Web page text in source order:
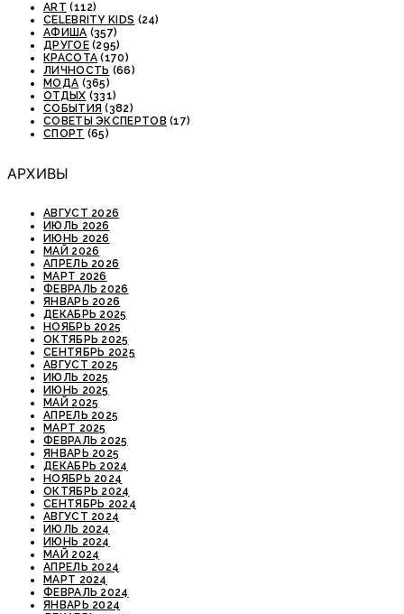
ART (112)
CELEBRITY KIDS (24)
АФИША (357)
ДРУГОЕ(295)
КРАСОТА (170)
ЛИЧНОСТЬ (66)
МОДА (365)
ОТДЫХ (331)
СОБЫТИЯ (382)
СОВЕТЫ ЭКСПЕРТОВ (17)
СПОРТ (65)
АРХИВЫ
АВГУСТ 2026
ИЮЛЬ 2026
ИЮНЬ 2026
МАЙ 2026
АПРЕЛЬ 2026
МАРТ 2026
ФЕВРАЛЬ 2026
ЯНВАРЬ 2026
ДЕКАБРЬ 2025
НОЯБРЬ 2025
ОКТЯБРЬ 2025
СЕНТЯБРЬ 2025
АВГУСТ 2025
ИЮЛЬ 2025
ИЮНЬ 2025
МАЙ 2025
АПРЕЛЬ 2025
МАРТ 2025
ФЕВРАЛЬ 2025
ЯНВАРЬ 2025
ДЕКАБРЬ 2024
НОЯБРЬ 2024
ОКТЯБРЬ 2024
СЕНТЯБРЬ 2024
АВГУСТ 2024
ИЮЛЬ 2024
ИЮНЬ 2024
МАЙ 2024
АПРЕЛЬ 2024
МАРТ 2024
ФЕВРАЛЬ 2024
ЯНВАРЬ 2024